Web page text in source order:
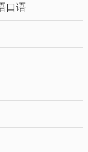
口语